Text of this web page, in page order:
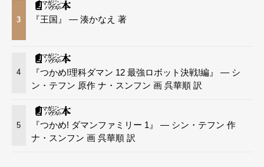
3 『王国』 — 湊かなえ 著
4
『つかめ!理科ダマン 12 最強ロボット決戦!編』 — シ
ン・テフン 原作 ナ・スンフン 画 呉華順 訳
5
『つかめ! ダマンファミリー 1』 — シン・テフン 作
ナ・スンフン 画 呉華順 訳